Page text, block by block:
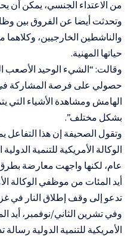
من الاعتداء الجنسي، يمكن أن
وتحدثت أيضا عن الفروق بين
والناشطين الخارجيين، وكلاهما
حياتها المهنية.
وقالت: “الشيء الوحيد الأصعب
حصولي على فرصة المشاركة
الهامش ومشاهدة الأشياء التي
بشكل مختلف”.
وتقول الصحيفة إن هذا
الوكالة الأمريكية للتنمية
عام، لكنها واجهت معارضة
أيد المئات من موظفي الوكالة
تدعو إلى وقف إطلاق النار في
وفي تشرين الثاني/نوفمبر، أيد
الأمريكية للتنمية الدولية